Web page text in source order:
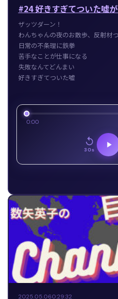
#24 好きすぎてついた嘘
ザッツダーン！
わんちゃんの夜のお散歩、反射材
日常の不条理に鉄拳
苦手なことが仕事になる
失敗なんてどんまい
好きすぎてついた嘘
0:00
30s
2025.05.060:29:32